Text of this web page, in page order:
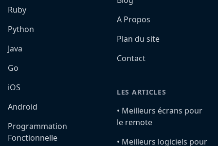
Ruby
Python
Java
Go
iOS
Android
Programmation
Fonctionnelle
A Propos
Plan du site
Contact
LES ARTICLES
•️ Meilleurs écrans pour
le remote
•️ Meilleurs logiciels pour